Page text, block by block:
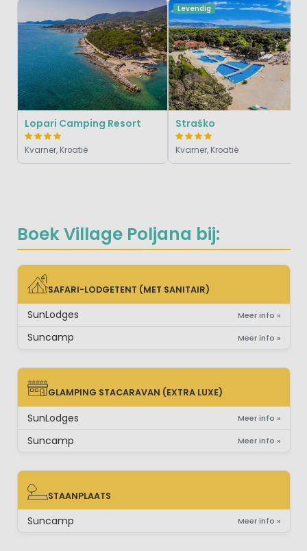
Boek Village Poljana bij:
SAFARI-LODGETENT (MET SANITAIR)
SAFARI-LODGETENT (MET SANITAIR)
SunLodges Meer info »
Suncamp Meer info »
GLAMPING STACARAVAN (EXTRA LUXE)
GLAMPING STACARAVAN (EXTRA LUXE)
SunLodges Meer info »
Suncamp Meer info »
STAANPLAATS
STAANPLAATS
Suncamp Meer info »
Lopari Camping Resort
Kvarner, Kroatië
Levendig
Straško
Kvarner, Kroatië